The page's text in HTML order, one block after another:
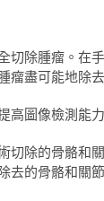
切除腫瘤。在
瘤盡可能地除
高圖像檢測能
切除的骨骼和
去的骨骼和關